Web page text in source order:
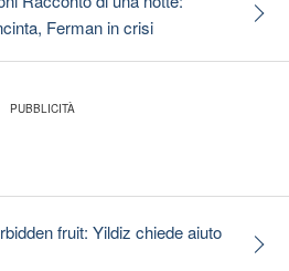
Ferman in crisi
fruit: Yildiz chiede aiuto